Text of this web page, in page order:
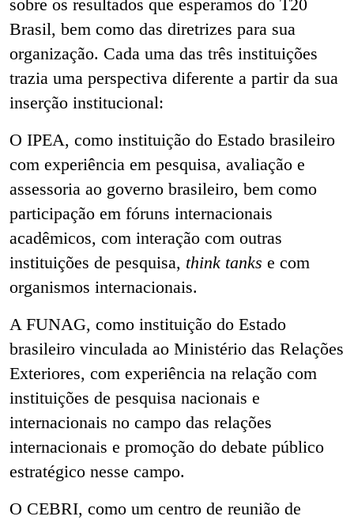
sobre os resultados que esperamos do T20
Brasil, bem como das diretrizes para sua
organização. Cada uma das três instituições
trazia uma perspectiva diferente a partir da sua
inserção institucional:
O IPEA, como instituição do Estado brasileiro
com experiência em pesquisa, avaliação e
assessoria ao governo brasileiro, bem como
participação em fóruns internacionais
acadêmicos, com interação com outras
instituições de pesquisa, think tanks e com
organismos internacionais.
A FUNAG, como instituição do Estado
brasileiro vinculada ao Ministério das Relações
Exteriores, com experiência na relação com
instituições de pesquisa nacionais e
internacionais no campo das relações
internacionais e promoção do debate público
estratégico nesse campo.
O CEBRI, como um centro de reunião de